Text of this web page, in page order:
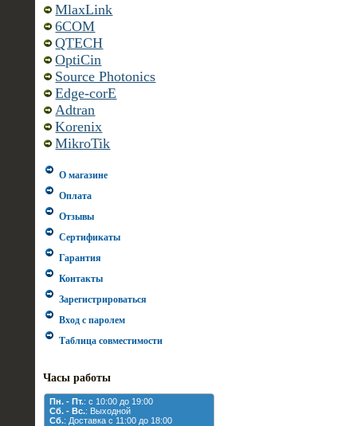
MlaxLink
6COM
QTECH
OptiCin
Source Photonics
Edge-corE
Adtran
Korenix
MikroTik
О магазине
Оплата
Отзывы
Сертификаты
Гарантия
Контакты
Зарегистрироваться
Вход с паролем
Таблица совместимости
Часы работы
Пн. - Пт.: с 10:00 до 19:00
Cб. - Вс.: Выходной
Cб.: Доставка с 11:00 до 18:00